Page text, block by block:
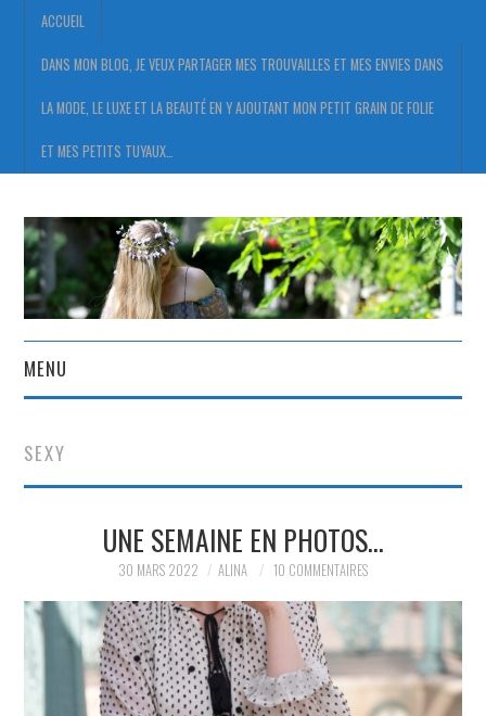
ACCUEIL
DANS MON BLOG, JE VEUX PARTAGER MES TROUVAILLES ET MES ENVIES DANS
LA MODE, LE LUXE ET LA BEAUTÉ EN Y AJOUTANT MON PETIT GRAIN DE FOLIE
ET MES PETITS TUYAUX…
MENU
PARTAGER MES
ENVIES DANS LA MODE, LE
LUXE ET LA BEAUTÉ EN Y
SEXY
UNE SEMAINE EN PHOTOS…
30 MARS 2022 ALINA 10 COMMENTAIRES